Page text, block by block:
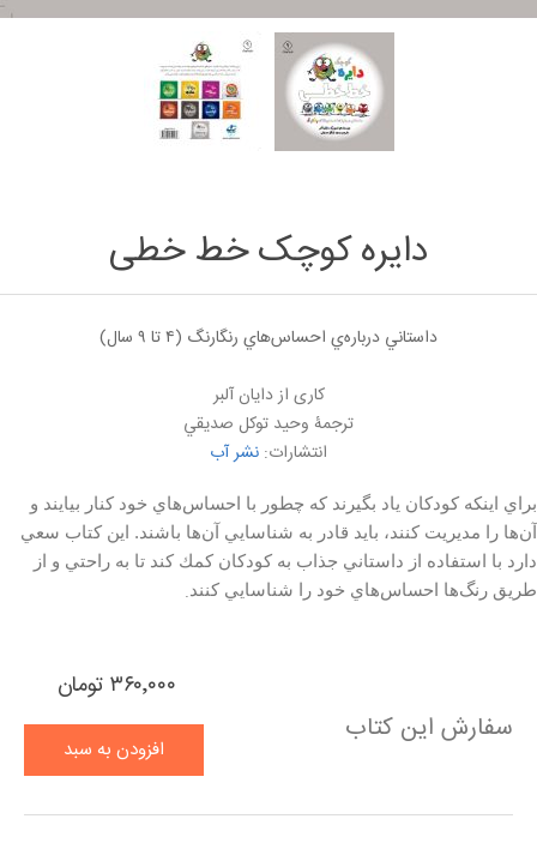
دایره کوچک خط‌ خطی
داستاني درباره‌ي احساس‌هاي رنگارنگ (۴ تا ۹ سال)
کاری از دايان آلبر
ترجمۀ وحيد توكل صديقي
انتشارات: نشر آب
براي اينكه كودكان ياد بگيرند كه چطور با احساس‌هاي خود كنار بيايند و
آن‌ها را مديريت كنند، بايد قادر به شناسايي آن‌ها باشند. اين كتاب سعي
دارد با استفاده از داستاني جذاب به كودكان كمك كند تا به راحتي و از
طريق رنگ‌ها احساس‌هاي خود را شناسايي كنند.
سفارش این کتاب
۳۶۰٬۰۰۰ تومان
افزودن به سبد